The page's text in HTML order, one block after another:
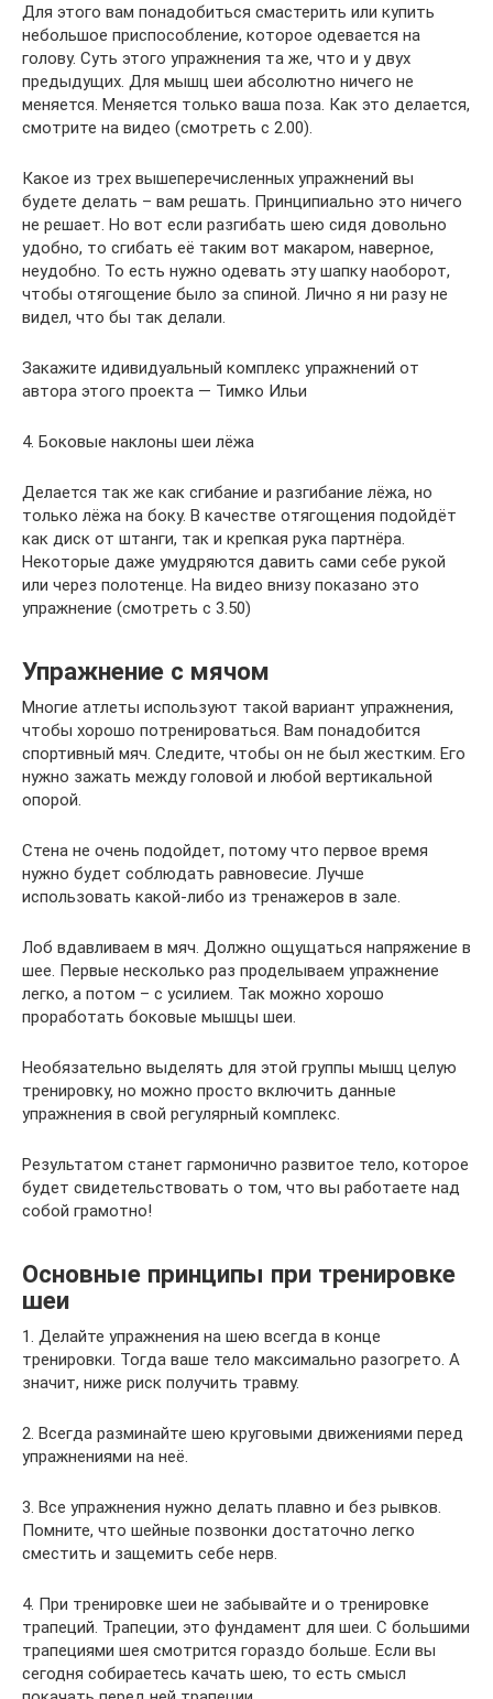
Для этого вам понадобиться смастерить или купить
небольшое приспособление, которое одевается на
голову. Суть этого упражнения та же, что и у двух
предыдущих. Для мышц шеи абсолютно ничего не
меняется. Меняется только ваша поза. Как это делается,
смотрите на видео (смотреть с 2.00).
Какое из трех вышеперечисленных упражнений вы
будете делать – вам решать. Принципиально это ничего
не решает. Но вот если разгибать шею сидя довольно
удобно, то сгибать её таким вот макаром, наверное,
неудобно. То есть нужно одевать эту шапку наоборот,
чтобы отягощение было за спиной. Лично я ни разу не
видел, что бы так делали.
Закажите идивидуальный комплекс упражнений от
автора этого проекта — Тимко Ильи
4. Боковые наклоны шеи лёжа
Делается так же как сгибание и разгибание лёжа, но
только лёжа на боку. В качестве отягощения подойдёт
как диск от штанги, так и крепкая рука партнёра.
Некоторые даже умудряются давить сами себе рукой
или через полотенце. На видео внизу показано это
упражнение (смотреть с 3.50)
Упражнение с мячом
Многие атлеты используют такой вариант упражнения,
чтобы хорошо потренироваться. Вам понадобится
спортивный мяч. Следите, чтобы он не был жестким. Его
нужно зажать между головой и любой вертикальной
опорой.
Стена не очень подойдет, потому что первое время
нужно будет соблюдать равновесие. Лучше
использовать какой-либо из тренажеров в зале.
Лоб вдавливаем в мяч. Должно ощущаться напряжение в
шее. Первые несколько раз проделываем упражнение
легко, а потом – с усилием. Так можно хорошо
проработать боковые мышцы шеи.
Необязательно выделять для этой группы мышц целую
тренировку, но можно просто включить данные
упражнения в свой регулярный комплекс.
Результатом станет гармонично развитое тело, которое
будет свидетельствовать о том, что вы работаете над
собой грамотно!
Основные принципы при тренировке
шеи
1. Делайте упражнения на шею всегда в конце
тренировки. Тогда ваше тело максимально разогрето. А
значит, ниже риск получить травму.
2. Всегда разминайте шею круговыми движениями перед
упражнениями на неё.
3. Все упражнения нужно делать плавно и без рывков.
Помните, что шейные позвонки достаточно легко
сместить и защемить себе нерв.
4. При тренировке шеи не забывайте и о тренировке
трапеций. Трапеции, это фундамент для шеи. С большими
трапециями шея смотрится гораздо больше. Если вы
сегодня собираетесь качать шею, то есть смысл